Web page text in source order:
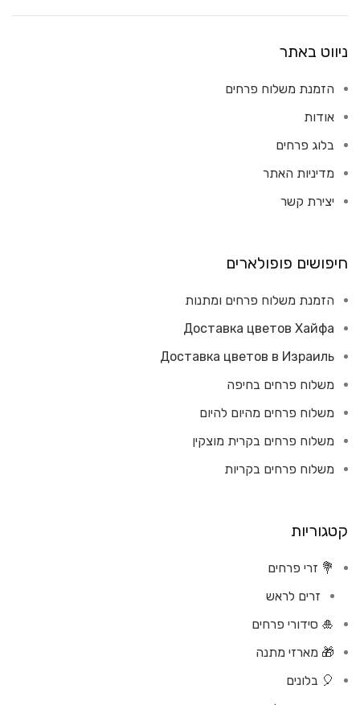
ניווט באתר
הזמנת משלוח פרחים
אודות
בלוג פרחים
מדיניות האתר
יצירת קשר
חיפושים פופולארים
הזמנת משלוח פרחים ומתנות
Доставка цветов Хайфа
Доставка цветов в Израиль
משלוח פרחים בחיפה
משלוח פרחים מהיום להיום
משלוח פרחים בקרית מוצקין
משלוח פרחים בקריות
קטגוריות
💐 זרי פרחים
זרים לראש
🎍 סידורי פרחים
🎁 מארזי מתנה
🎈 בלונים